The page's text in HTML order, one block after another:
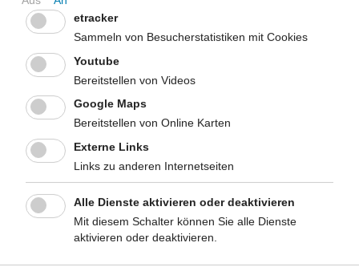
einsam gefühlt haben - mit möglicherweise entsprechenden
Auswirkungen auf die psychische Gesundheit älterer Menschen
[Huxhold & Tesch-Römer 2021].
Tabelle 1: Zeitliche Entwicklung der häufigsten ambulanten
Behandlungsdiagnosen (altersstandardisiert), ICD-10 Kapitel
Psychische und Verhaltensstörungen, ab 65 Jahren, nach Geschlecht,
NRW, 2011-2020. KV Nordrhein und Westfalen-Lippe, LZG.NRW
etracker
Sammeln von Besucherstatistiken mit Cookies
Youtube
Bereitstellen von Videos
Google Maps
Bereitstellen von Online Karten
Externe Links
Links zu anderen Internetseiten
Alle Dienste aktivieren oder deaktivieren
Mit diesem Schalter können Sie alle Dienste
aktivieren oder deaktivieren.